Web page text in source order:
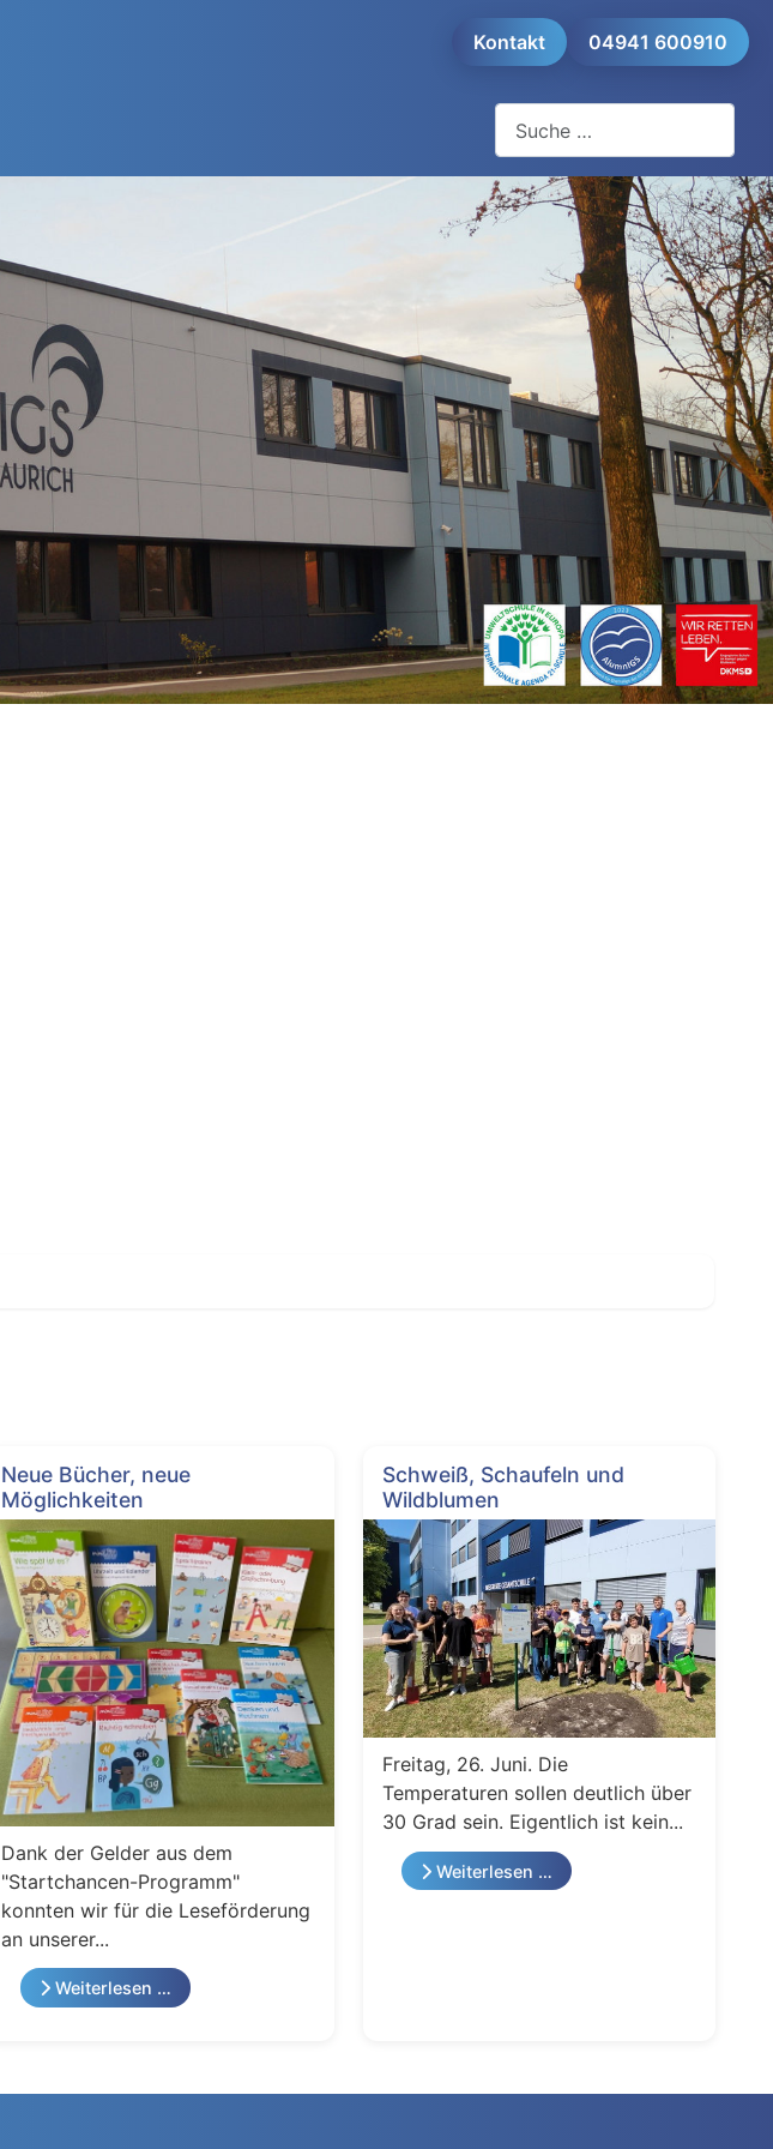
Kontakt 04941 600910
Neue Bücher, neue
Möglichkeiten
Dank der Gelder aus dem
"Startchancen-Programm"
konnten wir für die Leseförderung
an unserer...
Weiterlesen …
Schweiß, Schaufeln und
Wildblumen
Freitag, 26. Juni. Die
Temperaturen sollen deutlich über
30 Grad sein. Eigentlich ist kein...
Weiterlesen …